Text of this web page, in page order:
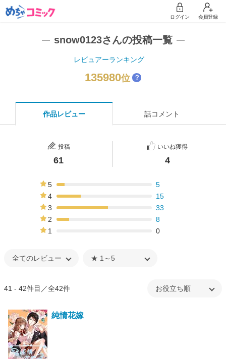
ログイン 会員登録
snow0123さんの投稿一覧
レビュアーランキング
135980位 ？
作品レビュー 話コメント
投稿
61
いいね獲得
4
5
5
4
15
3
33
2
8
1
0
41 - 42件目／全42件
純情花嫁